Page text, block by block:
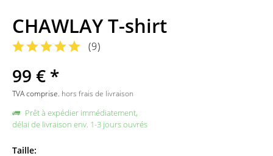
CHAWLAY T-shirt
(9)
99 € *
TVA comprise. hors frais de livraison
Prêt à expédier immédiatement,
délai de livraison env. 1-3 jours ouvrés
Taille: